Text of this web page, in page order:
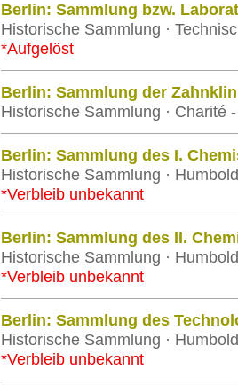
Berlin: Sammlung bzw.
Historische Sammlung ·
*Aufgelöst
Berlin: Sammlung der
Historische Sammlung · Charité
Berlin: Sammlung des I.
Historische Sammlung ·
*Verbleib unbekannt
Berlin: Sammlung des II.
Historische Sammlung ·
*Verbleib unbekannt
Berlin: Sammlung des
Historische Sammlung ·
*Verbleib unbekannt